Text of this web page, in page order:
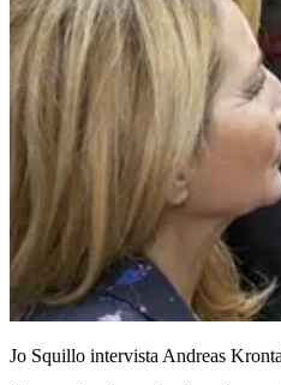
Jo Squillo intervista Andreas